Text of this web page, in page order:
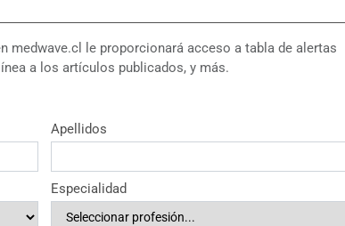
medwave.cl le proporcionará acceso a tabla de alertas
a los artículos publicados, y más.
Apellidos
Especialidad